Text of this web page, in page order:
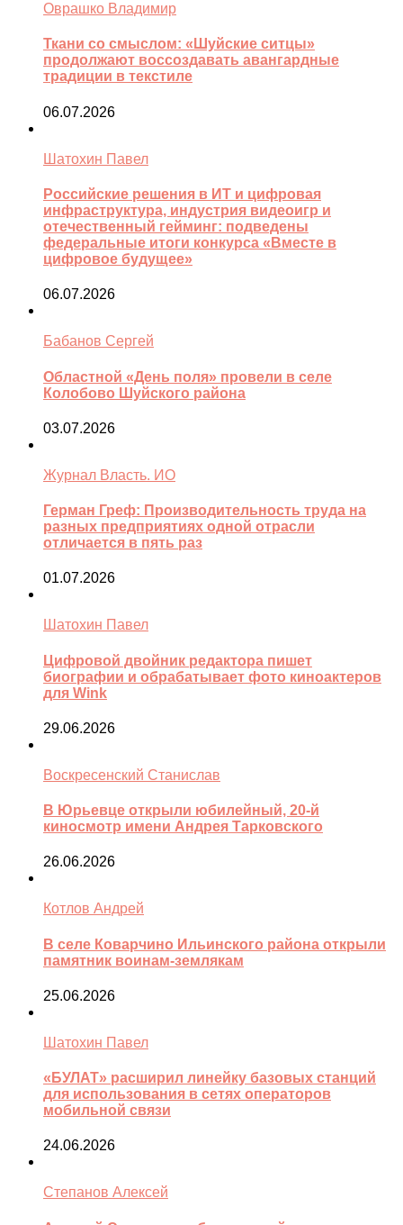
Оврашко Владимир
Ткани со смыслом: «Шуйские ситцы»
продолжают воссоздавать авангардные
традиции в текстиле
06.07.2026
Шатохин Павел
Российские решения в ИТ и цифровая
инфраструктура, индустрия видеоигр и
отечественный гейминг: подведены
федеральные итоги конкурса «Вместе в
цифровое будущее»
06.07.2026
Бабанов Сергей
Областной «День поля» провели в селе
Колобово Шуйского района
03.07.2026
Журнал Власть. ИО
Герман Греф: Производительность труда на
разных предприятиях одной отрасли
отличается в пять раз
01.07.2026
Шатохин Павел
Цифровой двойник редактора пишет
биографии и обрабатывает фото киноактеров
для Wink
29.06.2026
Воскресенский Станислав
В Юрьевце открыли юбилейный, 20-й
киносмотр имени Андрея Тарковского
26.06.2026
Котлов Андрей
В селе Коварчино Ильинского района открыли
памятник воинам-землякам
25.06.2026
Шатохин Павел
«БУЛАТ» расширил линейку базовых станций
для использования в сетях операторов
мобильной связи
24.06.2026
Степанов Алексей